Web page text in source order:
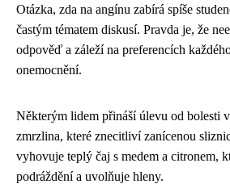
Otázka, zda na angínu zabírá spíše
častým tématem diskusí. Pravda je, že
odpověď a záleží na preferencích
onemocnění.
Některým lidem přináší úlevu od bolesti
zmrzlina, které znecitliví zanícenou
vyhovuje teplý čaj s medem a citronem,
podráždění a uvolňuje hleny.